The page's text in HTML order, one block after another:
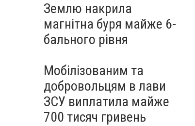
Землю накрила
магнітна буря майже 6-
бального рівня
Мобілізованим та
добровольцям в лави
ЗСУ виплатила майже
700 тисяч гривень